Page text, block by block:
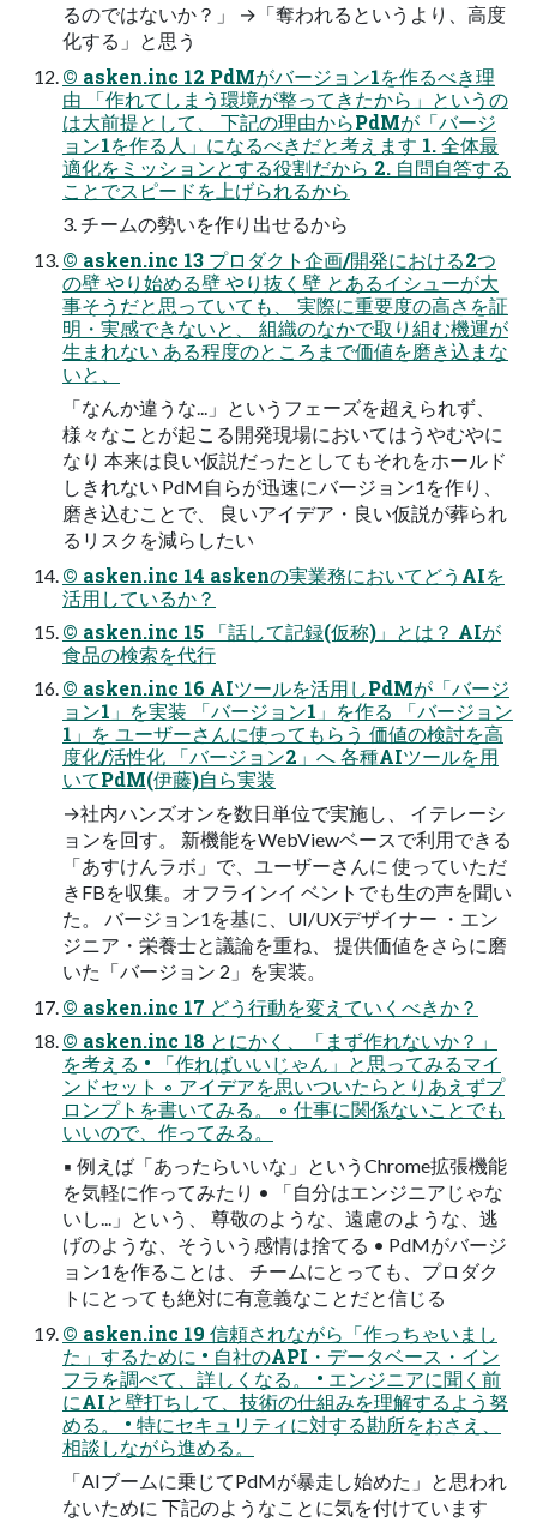
るのではないか？」 →「奪われるというより、高度
化する」と思う
© asken.inc 12 PdMがバージョン1を作るべき理
由 「作れてしまう環境が整ってきたから」というの
は大前提として、 下記の理由からPdMが「バージ
ョン1を作る人」になるべきだと考えます 1. 全体最
適化をミッションとする役割だから 2. 自問自答する
ことでスピードを上げられるから
3. チームの勢いを作り出せるから
© asken.inc 13 プロダクト企画/開発における2つ
の壁 やり始める壁 やり抜く壁 とあるイシューが大
事そうだと思っていても、 実際に重要度の高さを証
明・実感できないと、 組織のなかで取り組む機運が
生まれない ある程度のところまで価値を磨き込まな
いと、
「なんか違うな...」というフェーズを超えられず、
様々なことが起こる開発現場においてはうやむやに
なり 本来は良い仮説だったとしてもそれをホールド
しきれない PdM自らが迅速にバージョン1を作り、
磨き込むことで、 良いアイデア・良い仮説が葬られ
るリスクを減らしたい
© asken.inc 14 askenの実業務においてどうAIを
活用しているか？
© asken.inc 15 「話して記録(仮称)」とは？ AIが
食品の検索を代行
© asken.inc 16 AIツールを活用しPdMが「バージ
ョン1」を実装 「バージョン1」を作る 「バージョン
1」を ユーザーさんに使ってもらう 価値の検討を高
度化/活性化 「バージョン2」へ 各種AIツールを用
いてPdM(伊藤)自ら実装
→社内ハンズオンを数日単位で実施し、 イテレーシ
ョンを回す。 新機能をWebViewベースで利用できる
「あすけんラボ」で、ユーザーさんに 使っていただ
きFBを収集。オフラインイ ベントでも生の声を聞い
た。 バージョン1を基に、UI/UXデザイナー ・エン
ジニア・栄養士と議論を重ね、 提供価値をさらに磨
いた「バージョン 2」を実装。
© asken.inc 17 どう行動を変えていくべきか？
© asken.inc 18 とにかく、「まず作れないか？」
を考える • 「作ればいいじゃん」と思ってみるマイ
ンドセット ◦ アイデアを思いついたらとりあえずプ
ロンプトを書いてみる。 ◦ 仕事に関係ないことでも
いいので、作ってみる。
▪ 例えば「あったらいいな」というChrome拡張機能
を気軽に作ってみたり • 「自分はエンジニアじゃな
いし...」という、 尊敬のような、遠慮のような、逃
げのような、そういう感情は捨てる • PdMがバージ
ョン1を作ることは、 チームにとっても、プロダク
トにとっても絶対に有意義なことだと信じる
© asken.inc 19 信頼されながら「作っちゃいまし
た」するために • 自社のAPI・データベース・イン
フラを調べて、詳しくなる。 • エンジニアに聞く前
にAIと壁打ちして、技術の仕組みを理解するよう努
める。 • 特にセキュリティに対する勘所をおさえ、
相談しながら進める。
「AIブームに乗じてPdMが暴走し始めた」と思われ
ないために 下記のようなことに気を付けています